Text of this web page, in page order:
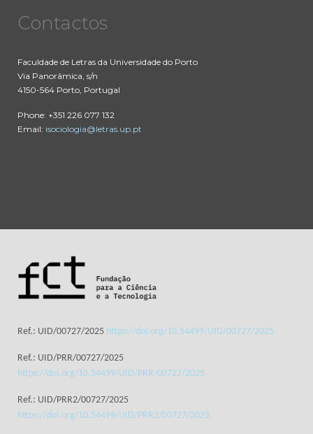
Contactos
Faculdade de Letras da Universidade do Porto
Via Panorâmica, s/n
4150-564 Porto, Portugal
Phone: +351 226 077 132
Email: isociologia@letras.up.pt
Ref.: UID/00727/2025 https://doi.org/10.54499/UID/00727/2025
Ref.: UID/PRR/00727/2025
https://doi.org/10.54499/UID/PRR/00727/2025
Ref.: UID/PRR2/00727/2025
https://doi.org/10.54499/UID/PRR2/00727/2025